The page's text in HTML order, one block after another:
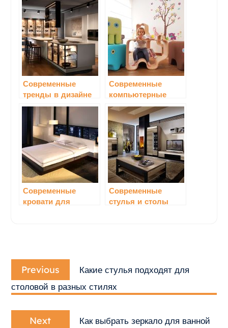
Современные
тренды в дизайне
кухонной мебели
Современные
компьютерные
столы для детской
комнаты
Современные
кровати для
Современные
стулья и столы
Навигация
по
записям
Previous
Previous
post:
Какие стулья подходят для
столовой в разных стилях
Next
Next
Как выбрать зеркало для ванной